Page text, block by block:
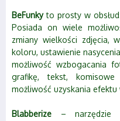
BeFunkyto prosty w
Posiada on wiele
zmiany wielkości zdjęcia,
koloru, ustawienie
możliwość wzbogacania
grafikę, tekst,
możliwość uzyskania
Blabberize – narzędzie